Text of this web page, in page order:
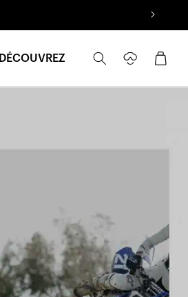
DÉCOUVREZ
connecter
Panier